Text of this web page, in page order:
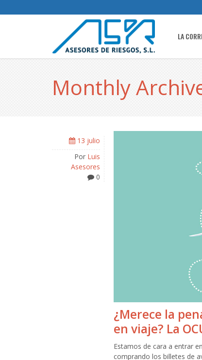
LA
Monthly
13 julio
Por Luis
Asesores
0
¿Merece la
en viaje? La
Estamos de cara a entrar
comprando los billetes de